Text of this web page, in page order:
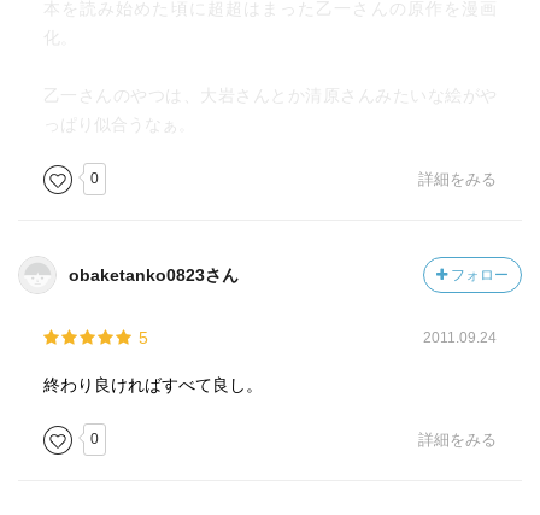
本を読み始めた頃に超超はまった乙一さんの原作を漫画
化。
乙一さんのやつは、大岩さんとか清原さんみたいな絵がや
っぱり似合うなぁ。
0 詳細をみる
obaketanko0823さん フォロー
5 2011.09.24
終わり良ければすべて良し。
0 詳細をみる